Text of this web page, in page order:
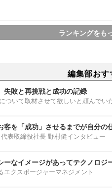
ランキングをも
編集部おす
失敗と再挑戦と成功の記録
ついて取材させて欲しいと頼んでい
客を「成功」させるまでが自分の
表取締役社長 野村健インタビュー
ーなイメージがあってテクノロジ
エクスポージャーマネジメント